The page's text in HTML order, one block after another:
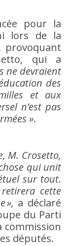
pour la
lors de la
provoquant
qui a
ne devraient
des
et aux
n’est pas
».
M. Crosetto,
chose qui unit
sur tout.
cette
», a déclaré
du Parti
commission
députés.